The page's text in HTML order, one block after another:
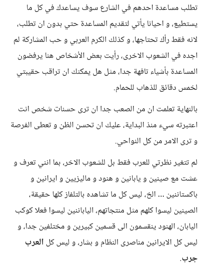
تطلب مساعدة احدهم في الشارع سوف يساعدك في كل ما
يستطيع، و احيانا يأتي لتقديم المساعدة حتي بدون ان تطلب،
لانه فقط رأك تحتاجها، و كذلك الكرم العربي و حب المشاركة لم
اجده في الشعوب الاخرى، رأيت بعض الأشخاص هنا يرفضون
المساعدة بأشياء تافهة جدا، مثل هل يمكنك ان تراقب حقيبتي
لخمس دقائق للذهاب للحمام.
بالنهاية تعلمت ان من الصعب جدا ان ترى حسنات شخص انت
اعتبرته سيء منذ البداية، عليك ان تحسن الظن و تعطى الفرصة
و ترى الامر من كل النواحي.
لم تتغير نظرتي للعرب فقط بل للشعوب الاخر، بما انني تعرف و
عشت مع صينين و يابانين و هنود و ماليزيين و ايرانين و
باكستاننين … الخ، ليس كل ما تشاهده بالتلفاز كلها حقيقة،
الصينين ليسوا كلهم مثل منتجاتهم، الياباننين ليسوا فعلا كوكب
اليابان، الهنود ينقسمون الى قسمين كبيرين و مختلفين جدا، و
ليس كل الايرانين مناصرى النظام و بشار، و ليس كل العرب
جرب.